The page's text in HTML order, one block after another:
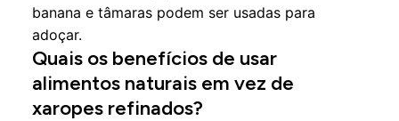
banana e tâmaras podem ser usadas para
adoçar.
Quais os benefícios de usar
alimentos naturais em vez de
xaropes refinados?